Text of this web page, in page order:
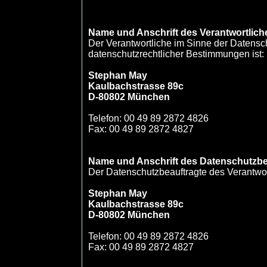
Name und Anschrift des
Der Verantwortliche im Sinne der
datenschutzrechtlicher Bestimmungen ist:
Stephan May
Kaulbachstrasse 89c
D-80802 München
Telefon: 00 49 89 2872 4826
Fax: 00 49 89 2872 4827
Name und Anschrift des
Der Datenschutzbeauftragte des
Stephan May
Kaulbachstrasse 89c
D-80802 München
Telefon: 00 49 89 2872 4826
Fax: 00 49 89 2872 4827